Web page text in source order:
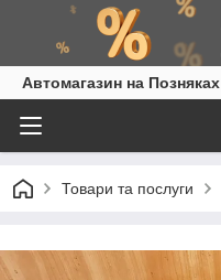
Автомагазин на Позняках
Товари та послуги